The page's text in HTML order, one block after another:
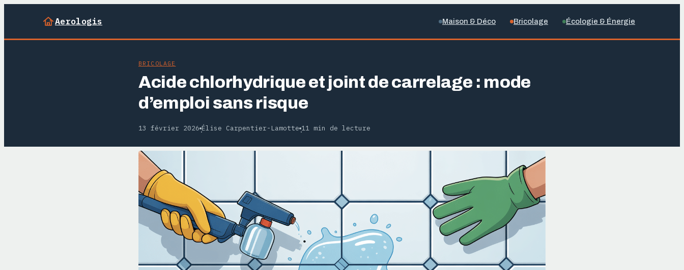
Aerologis Maison & Déco Bricolage Écologie & Énergie
BRICOLAGE
Acide chlorhydrique et joint de carrelage : mode
d’emploi sans risque
13 février 2026·Élise Carpentier-Lamotte·11 min de lecture